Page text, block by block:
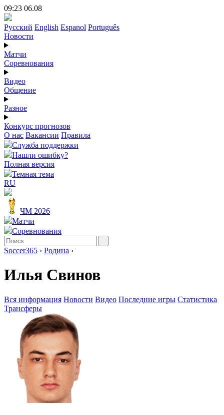
09:23 06.08
Русский English Espanol Português
Новости
Матчи
Соревнования
Видео
Общение
Разное
Конкурс прогнозов
О нас Вакансии Правила
Служба поддержки
Нашли ошибку?
Полная версия
Темная тема
RU
ЧМ 2026
Матчи
Соревнования
Soccer365 › Родина ›
Илья Свинов
Вся информация Новости Видео Последние игры Статистика
Трансферы